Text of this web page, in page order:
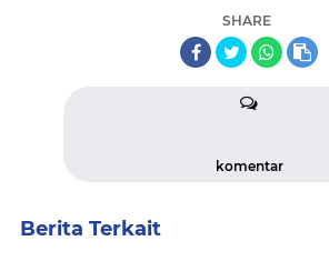
SHARE
komentar
Berita Terkait